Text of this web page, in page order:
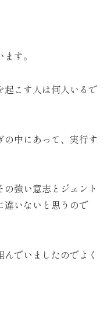
す。
起こす人は何人いるで
の中にあって、実行す
強い意志とジェント
違いないと思うので
んでいましたのでよく